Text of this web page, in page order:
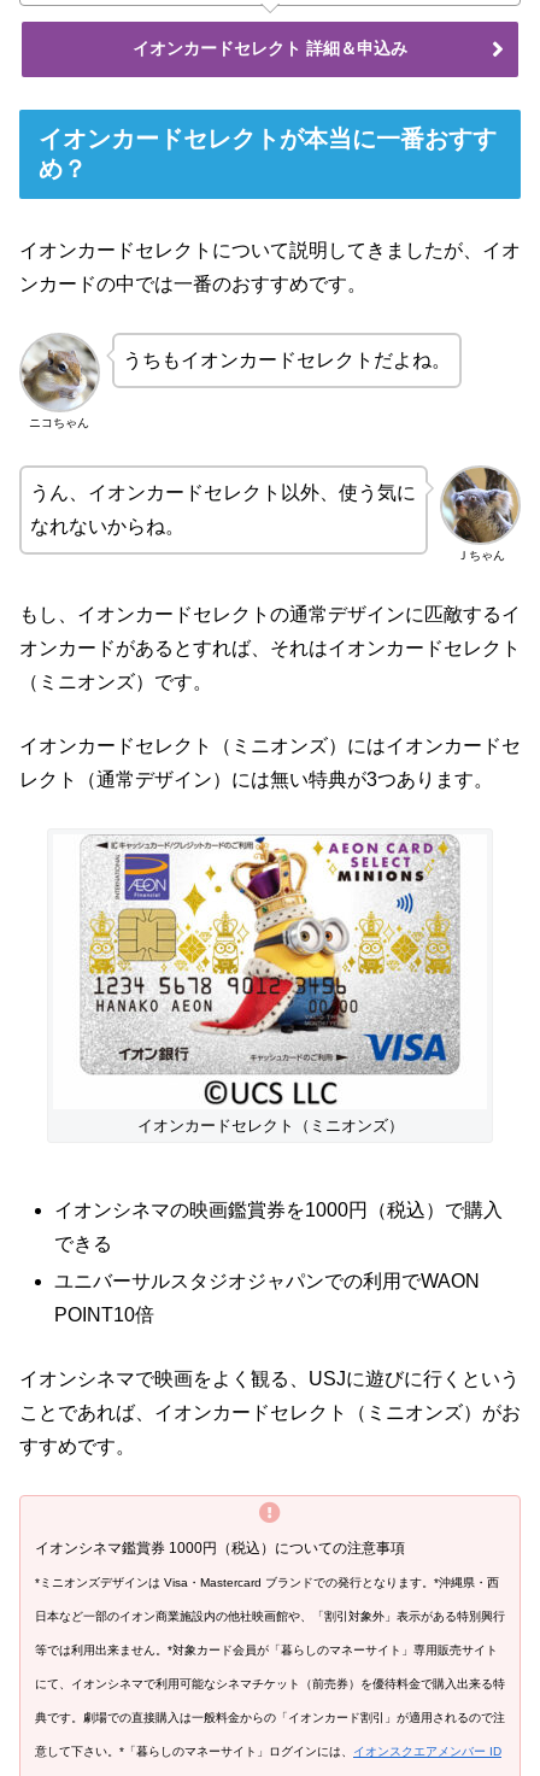
イオンカードセレクト 詳細＆申込み
イオンカードセレクトが本当に一番おすす
め？
イオンカードセレクトについて説明してきましたが、イオ
ンカードの中では一番のおすすめです。
ニコちゃん
うちもイオンカードセレクトだよね。
Ｊちゃん
うん、イオンカードセレクト以外、使う気に
なれないからね。
もし、イオンカードセレクトの通常デザインに匹敵するイ
オンカードがあるとすれば、それはイオンカードセレクト
（ミニオンズ）です。
イオンカードセレクト（ミニオンズ）にはイオンカードセ
レクト（通常デザイン）には無い特典が3つあります。
イオンカードセレクト（ミニオンズ）
イオンシネマの映画鑑賞券を1000円（税込）で購入
できる
ユニバーサルスタジオジャパンでの利用でWAON
POINT10倍
イオンシネマで映画をよく観る、USJに遊びに行くという
ことであれば、イオンカードセレクト（ミニオンズ）がお
すすめです。
イオンシネマ鑑賞券 1000円（税込）についての注意事項
*ミニオンズデザインは Visa・Mastercard ブランドでの発行となります。*沖縄県・西
日本など一部のイオン商業施設内の他社映画館や、「割引対象外」表示がある特別興行
等では利用出来ません。*対象カード会員が「暮らしのマネーサイト」専用販売サイト
にて、イオンシネマで利用可能なシネマチケット（前売券）を優待料金で購入出来る特
典です。劇場での直接購入は一般料金からの「イオンカード割引」が適用されるので注
意して下さい。*「暮らしのマネーサイト」ログインには、 イオンスクエアメンバー ID